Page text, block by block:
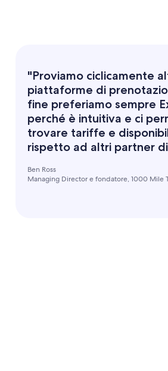
"Proviamo ciclicamente
piattaforme di
fine preferiamo sempre
perché è intuitiva e ci
trovare tariffe e
rispetto ad altri partner
Ben Ross
Managing Director e fondatore, 1000 Mile